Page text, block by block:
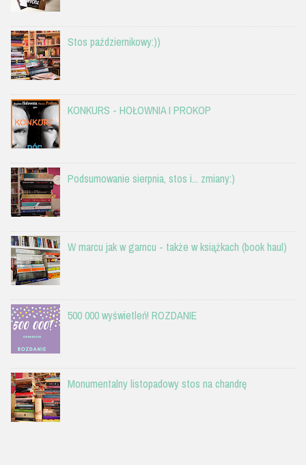
Stos październikowy:))
KONKURS - HOŁOWNIA I PROKOP
Podsumowanie sierpnia, stos i... zmiany:)
W marcu jak w garncu - także w książkach (book haul)
500 000 wyświetleń! ROZDANIE
Monumentalny listopadowy stos na chandrę